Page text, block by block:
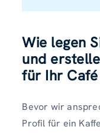
Wie legen
und
für Ihr
Bevor wir
Profil für ein